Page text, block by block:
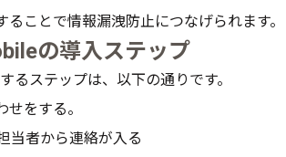
ることで情報漏洩防止につなげられます。
の導入ステップ
るステップは、以下の通りです。
をする。
当者から連絡が入る